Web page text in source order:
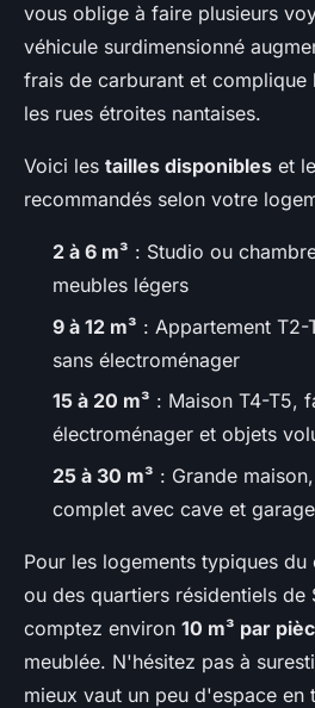
vous oblige à faire plusieurs
véhicule surdimensionné
frais de carburant et
les rues étroites nantaises.
Voici les tailles disponibles et
recommandés selon votre
2 à 6 m³ : Studio ou
meubles légers
9 à 12 m³ : Appartement
sans électroménager
15 à 20 m³ : Maison T4-T5,
électroménager et objets
25 à 30 m³ : Grande
complet avec cave et garage
Pour les logements typiques
ou des quartiers résidentiels de
comptez environ 10 m³ par
meublée. N'hésitez pas à
mieux vaut un peu d'espace